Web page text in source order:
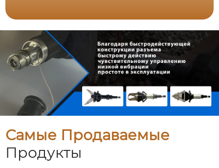
Самые Продаваемые
Продукты